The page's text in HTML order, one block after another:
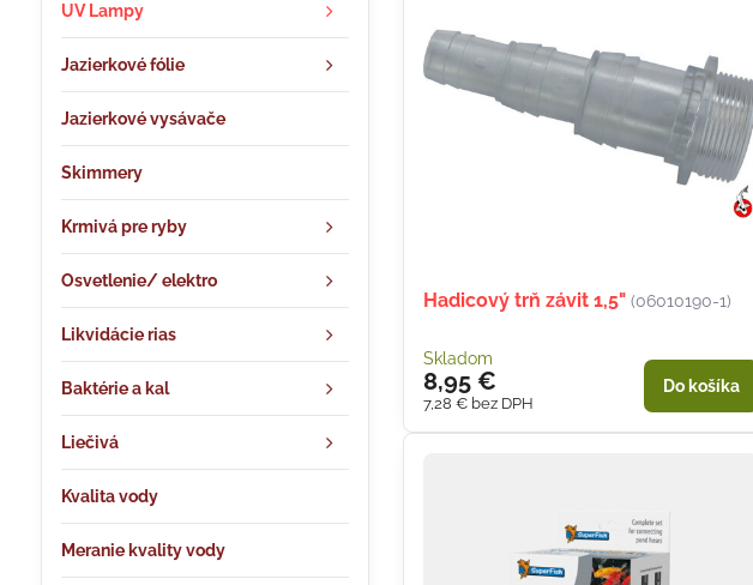
Hadicový trň závit 1,5" (06010190-1)
Skladom
8,95 €
7,28 € bez DPH
Do košíka
UV Lampy
Jazierkové fólie
Jazierkové vysávače
Skimmery
Krmivá pre ryby
Osvetlenie/ elektro
Likvidácie rias
Baktérie a kal
Liečivá
Kvalita vody
Meranie kvality vody